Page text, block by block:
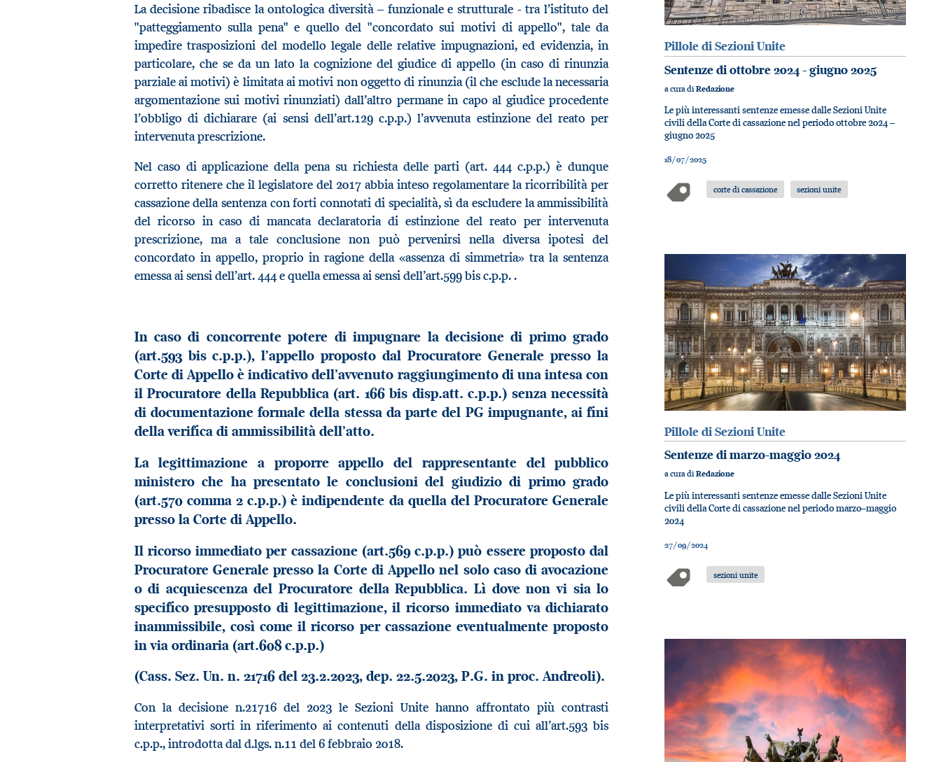
La decisione ribadisce la ontologica diversità – funzionale e strutturale - tra l’istituto del
"patteggiamento sulla pena" e quello del "concordato sui motivi di appello", tale da
impedire trasposizioni del modello legale delle relative impugnazioni, ed evidenzia, in
particolare, che se da un lato la cognizione del giudice di appello (in caso di rinunzia
parziale ai motivi) è limitata ai motivi non oggetto di rinunzia (il che esclude la necessaria
argomentazione sui motivi rinunziati) dall’altro permane in capo al giudice procedente
l’obbligo di dichiarare (ai sensi dell’art.129 c.p.p.) l’avvenuta estinzione del reato per
intervenuta prescrizione.
Nel caso di applicazione della pena su richiesta delle parti (art. 444 c.p.p.) è dunque
corretto ritenere che il legislatore del 2017 abbia inteso regolamentare la ricorribilità per
cassazione della sentenza con forti connotati di specialità, sì da escludere la ammissibilità
del ricorso in caso di mancata declaratoria di estinzione del reato per intervenuta
prescrizione, ma a tale conclusione non può pervenirsi nella diversa ipotesi del
concordato in appello, proprio in ragione della «assenza di simmetria» tra la sentenza
emessa ai sensi dell’art. 444 e quella emessa ai sensi dell’art.599 bis c.p.p. .
In caso di concorrente potere di impugnare la decisione di primo grado
(art.593 bis c.p.p.), l’appello proposto dal Procuratore Generale presso la
Corte di Appello è indicativo dell’avvenuto raggiungimento di una intesa con
il Procuratore della Repubblica (art. 166 bis disp.att. c.p.p.) senza necessità
di documentazione formale della stessa da parte del PG impugnante, ai fini
della verifica di ammissibilità dell’atto.
La legittimazione a proporre appello del rappresentante del pubblico
ministero che ha presentato le conclusioni del giudizio di primo grado
(art.570 comma 2 c.p.p.) è indipendente da quella del Procuratore Generale
presso la Corte di Appello.
Il ricorso immediato per cassazione (art.569 c.p.p.) può essere proposto dal
Procuratore Generale presso la Corte di Appello nel solo caso di avocazione
o di acquiescenza del Procuratore della Repubblica. Lì dove non vi sia lo
specifico presupposto di legittimazione, il ricorso immediato va dichiarato
inammissibile, così come il ricorso per cassazione eventualmente proposto
in via ordinaria (art.608 c.p.p.)
(Cass. Sez. Un. n. 21716 del 23.2.2023, dep. 22.5.2023, P.G. in proc. Andreoli).
Con la decisione n.21716 del 2023 le Sezioni Unite hanno affrontato più contrasti
interpretativi sorti in riferimento ai contenuti della disposizione di cui all’art.593 bis
c.p.p., introdotta dal d.lgs. n.11 del 6 febbraio 2018.
Pillole di Sezioni Unite
Sentenze di ottobre 2024 - giugno 2025
a cura diRedazione
Le più interessanti sentenze emesse dalle Sezioni Unite
civili della Corte di cassazione nel periodo ottobre 2024 –
giugno 2025
18/07/2025
corte di cassazione sezioni unite
Pillole di Sezioni Unite
Sentenze di marzo-maggio 2024
a cura diRedazione
Le più interessanti sentenze emesse dalle Sezioni Unite
civili della Corte di cassazione nel periodo marzo–maggio
2024
27/09/2024
sezioni unite